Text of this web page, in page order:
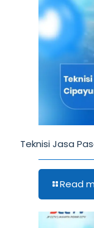
Teknisi Jasa
Read